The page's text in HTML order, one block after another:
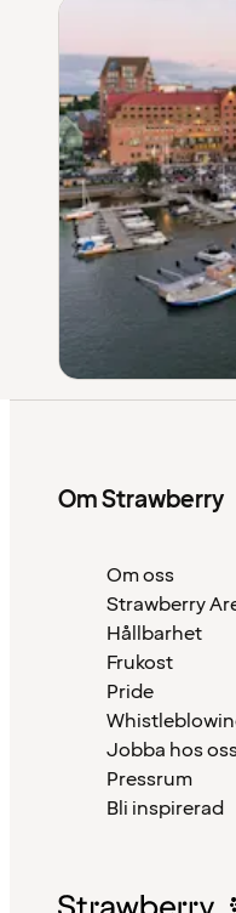
Om Strawberry
Om oss
Strawberry
Hållbarhet
Frukost
Pride
Jobba hos
Pressrum
Bli inspirerad